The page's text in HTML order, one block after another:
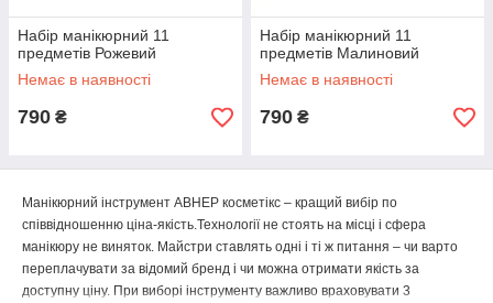
Набір манікюрний 11
предметів Рожевий
Немає в наявності
790 ₴
Набір манікюрний 11
предметів Малиновий
Немає в наявності
790 ₴
Манікюрний інструмент АВНЕР косметікс – кращий вибір по
співвідношенню ціна-якість.Технології не стоять на місці і сфера
манікюру не виняток. Майстри ставлять одні і ті ж питання – чи варто
переплачувати за відомий бренд і чи можна отримати якість за
доступну ціну. При виборі інструменту важливо враховувати 3